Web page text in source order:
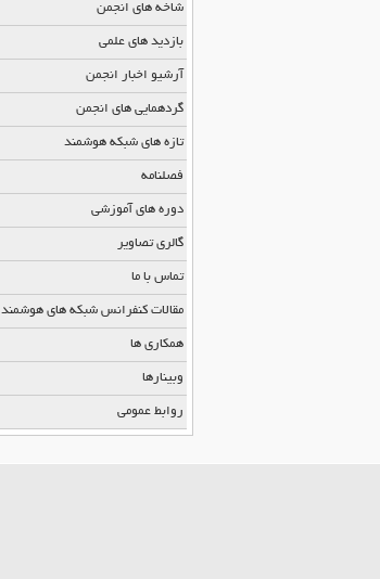
شاخه های انجمن
بازدید های علمی
آرشیو اخبار انجمن
گردهمایی های انجمن
تازه های شبکه هوشمند
فصلنامه
دوره های آموزشی
گالری تصاویر
تماس با ما
مقالات کنفرانس شبکه های هوشمند
همکاری ها
وبینارها
روابط عمومی